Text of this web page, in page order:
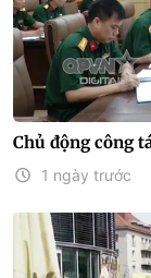
Chủ động công
1 ngày trước